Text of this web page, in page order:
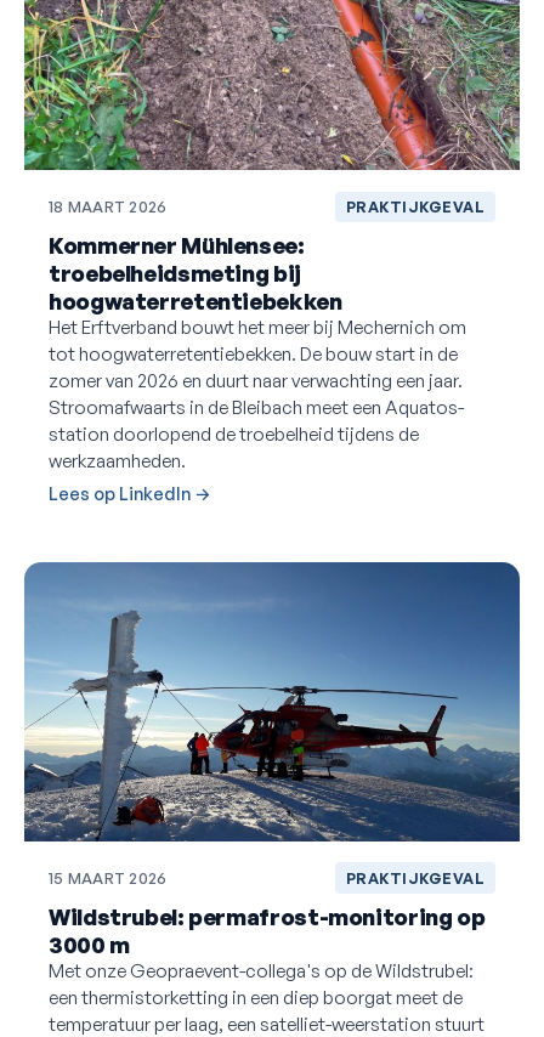
18 MAART 2026 PRAKTIJKGEVAL
Kommerner Mühlensee:
troebelheidsmeting bij
hoogwaterretentiebekken
Het Erftverband bouwt het meer bij Mechernich om
tot hoogwaterretentiebekken. De bouw start in de
zomer van 2026 en duurt naar verwachting een jaar.
Stroomafwaarts in de Bleibach meet een Aquatos-
station doorlopend de troebelheid tijdens de
werkzaamheden.
Lees op LinkedIn →
15 MAART 2026 PRAKTIJKGEVAL
Wildstrubel: permafrost-monitoring op
3000 m
Met onze Geopraevent-collega's op de Wildstrubel:
een thermistorketting in een diep boorgat meet de
temperatuur per laag, een satelliet-weerstation stuurt